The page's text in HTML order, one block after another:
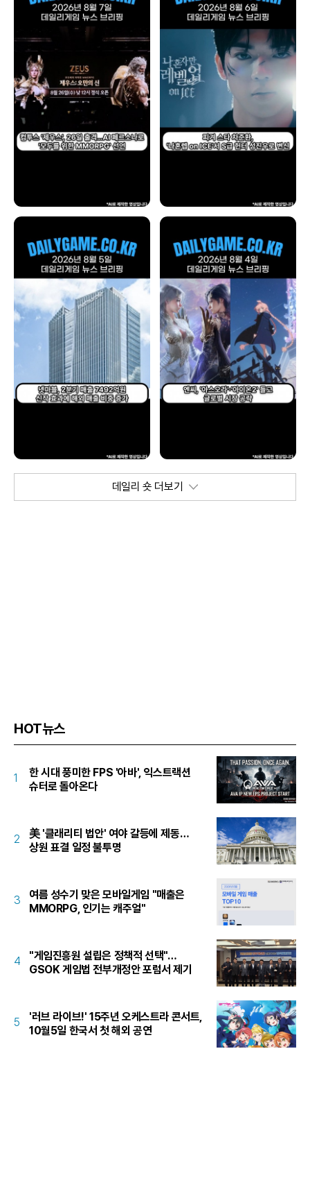
데일리 숏 더보기
HOT뉴스
1
한 시대 풍미한 FPS '아바', 익스트랙션
슈터로 돌아온다
2
美 '클래리티 법안' 여야 갈등에 제동…
상원 표결 일정 불투명
3
여름 성수기 맞은 모바일게임 "매출은
MMORPG, 인기는 캐주얼"
4
"게임진흥원 설립은 정책적 선택"…
GSOK 게임법 전부개정안 포럼서 제기
5
'러브 라이브!' 15주년 오케스트라 콘서트,
10월5일 한국서 첫 해외 공연